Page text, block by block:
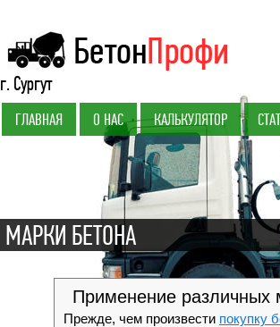
г. Сургут
ГЛАВНАЯ О НАС КАЛЬКУЛЯТОР
МАРКИ БЕТОНА
Применение различных
Прежде, чем произвести покупку